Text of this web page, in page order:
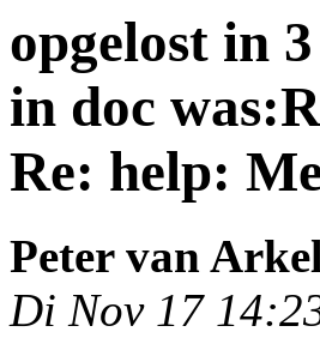
opgelost in
in doc
Re: help:
Peter van
Di Nov 17